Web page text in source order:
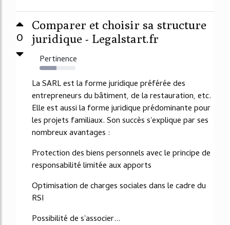
0
Comparer et choisir sa structure
juridique - Legalstart.fr
Pertinence
47%
La SARL est la forme juridique préférée des
entrepreneurs du bâtiment, de la restauration, etc.
Elle est aussi la forme juridique prédominante pour
les projets familiaux. Son succès s'explique par ses
nombreux avantages :
Protection des biens personnels avec le principe de
responsabilité limitée aux apports
Optimisation de charges sociales dans le cadre du
RSI
Possibilité de s'associer...